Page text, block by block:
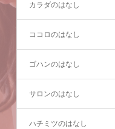
カラダのはなし
ココロのはなし
ゴハンのはなし
サロンのはなし
ハチミツのはなし